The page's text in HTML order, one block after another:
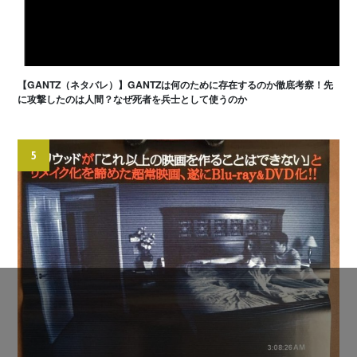
【GANTZ（ネタバレ）】GANTZは何のために存在するのか徹底考察！先
に攻撃したのは人間？なぜ死者を兵士として使うのか
5